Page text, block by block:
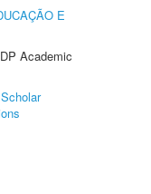
E
Academic